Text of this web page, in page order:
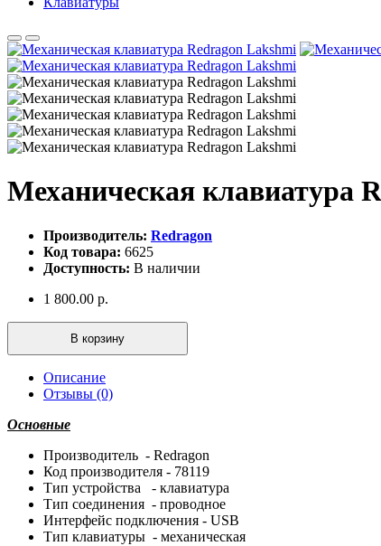
Механическая клавиатура
Производитель: Redragon
Код товара: 6625
Доступность: В наличии
1 800.00 р.
В корзину
Описание
Отзывы (0)
Основные
Производитель - Redragon
Код производителя - 78119
Тип устройства - клавиатура
Тип соединения - проводное
Интерфейс подключения - USB
Тип клавиатуры - механическая